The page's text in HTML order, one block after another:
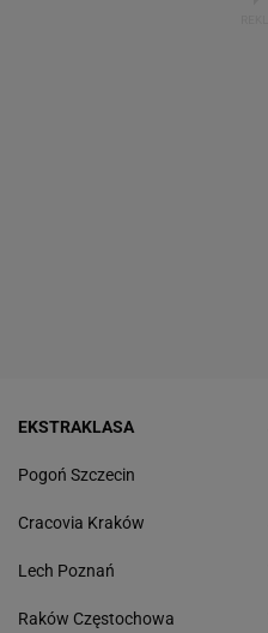
EKSTRAKLASA
Pogoń Szczecin
Cracovia Kraków
Lech Poznań
Raków Częstochowa